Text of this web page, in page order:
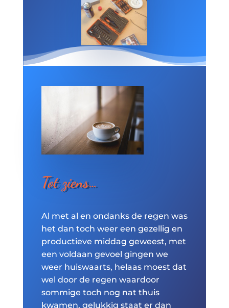
Tot ziens…
Al met al en ondanks de regen was
het dan toch weer een gezellig en
productieve middag geweest, met
een voldaan gevoel gingen we
weer huiswaarts, helaas moest dat
wel door de regen waardoor
sommige toch nog nat thuis
kwamen, gelukkig staat er dan